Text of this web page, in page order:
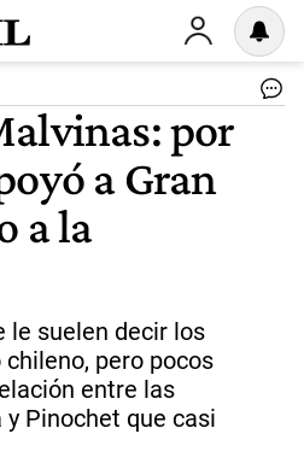
por
a Gran
a la
le suelen decir los
pero pocos
entre las
Pinochet que casi